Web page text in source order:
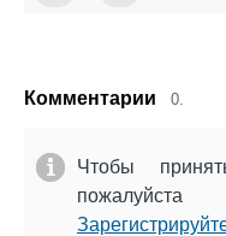
Комментарии 0.
Чтобы